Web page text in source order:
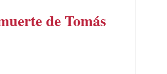
de Tomás